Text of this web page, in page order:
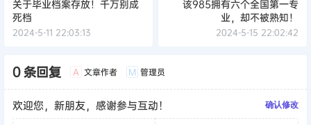
关于毕业档案存放！千万别成
死档
2024-5-11 22:03:13
该985拥有六个全国第一专
业，却不被熟知！
2024-5-15 22:02:42
0 条回复 A 文章作者 M 管理员
欢迎您，新朋友，感谢参与互动！ 确认修改